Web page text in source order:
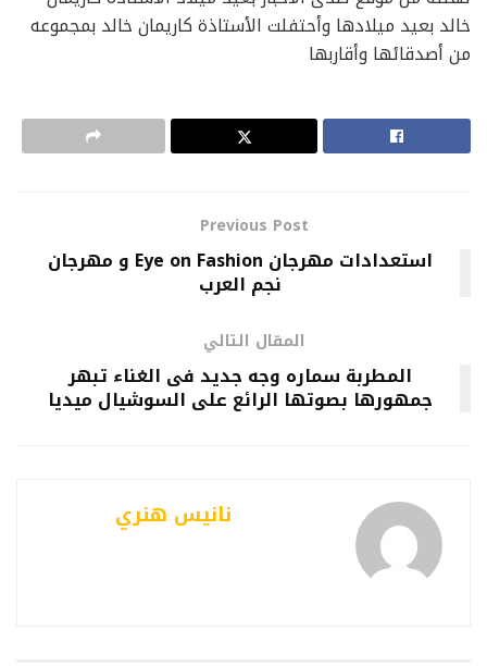
خالد بعيد ميلادها وأحتفلت الأستاذة كاريمان خالد بمجموعه
من أصدقائها وأقاربها
Previous Post
استعدادات مهرجان Eye on Fashion و مهرجان
نجم العرب
المقال التالي
المطربة سماره وجه جديد فى الغناء تبهر
جمهورها بصوتها الرائع على السوشيال ميديا
نانيس هنري